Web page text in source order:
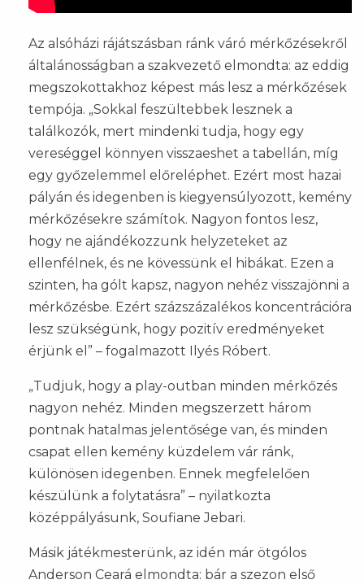
Az alsóházi rájátszásban ránk váró mérkőzésekről
általánosságban a szakvezető elmondta: az eddig
megszokottakhoz képest más lesz a mérkőzések
tempója. „Sokkal feszültebbek lesznek a
találkozók, mert mindenki tudja, hogy egy
vereséggel könnyen visszaeshet a tabellán, míg
egy győzelemmel előreléphet. Ezért most hazai
pályán és idegenben is kiegyensúlyozott, kemény
mérkőzésekre számítok. Nagyon fontos lesz,
hogy ne ajándékozzunk helyzeteket az
ellenfélnek, és ne kövessünk el hibákat. Ezen a
szinten, ha gólt kapsz, nagyon nehéz visszajönni a
mérkőzésbe. Ezért százszázalékos koncentrációra
lesz szükségünk, hogy pozitív eredményeket
érjünk el” – fogalmazott Ilyés Róbert.
„Tudjuk, hogy a play-outban minden mérkőzés
nagyon nehéz. Minden megszerzett három
pontnak hatalmas jelentősége van, és minden
csapat ellen kemény küzdelem vár ránk,
különösen idegenben. Ennek megfelelően
készülünk a folytatásra” – nyilatkozta
középpályásunk, Soufiane Jebari.
Másik játékmesterünk, az idén már ötgólos
Anderson Ceará elmondta: bár a szezon első